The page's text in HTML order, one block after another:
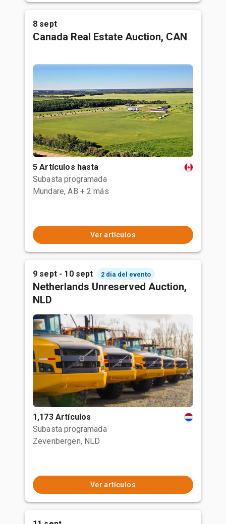
8 sept
Canada Real Estate Auction, CAN
5 Artículos hasta
Subasta programada
Mundare, AB + 2 más
Ver artículos
9 sept - 10 sept 2 día del evento
Netherlands Unreserved Auction,
NLD
1,173 Artículos
Subasta programada
Zevenbergen, NLD
Ver artículos